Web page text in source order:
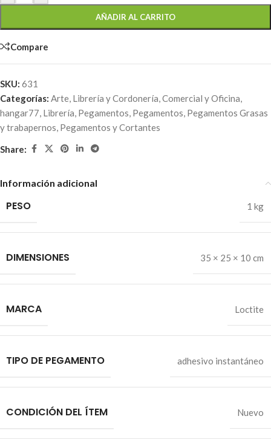
AÑADIR AL CARRITO
Compare
SKU: 631
Categorías: Arte, Librería y Cordonería,Comercial y Oficina,
hangar77, Librería, Pegamentos, Pegamentos, Pegamentos Grasas
y trabapernos, Pegamentos y Cortantes
Share:
Información adicional
PESO 1 kg
DIMENSIONES 35 × 25 × 10 cm
MARCA Loctite
TIPO DE PEGAMENTO adhesivo instantáneo
CONDICIÓN DEL ÍTEM Nuevo